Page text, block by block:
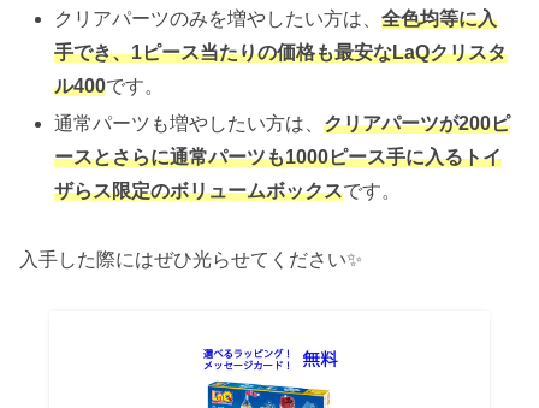
クリアパーツのみを増やしたい方は、全色均等に入
手でき、1ピース当たりの価格も最安なLaQクリスタ
ル400です。
通常パーツも増やしたい方は、クリアパーツが200ピ
ースとさらに通常パーツも1000ピース手に入るトイ
ザらス限定のボリュームボックスです。
入手した際にはぜひ光らせてください✨